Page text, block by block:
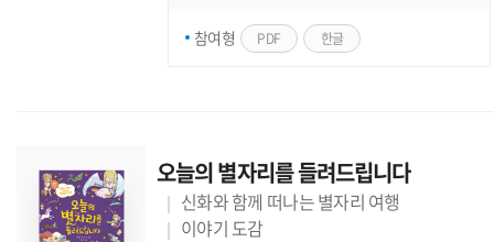
참여형 PDF 한글
오늘의 별자리를 들려드립니다
신화와 함께 떠나는 별자리 여행
이야기 도감